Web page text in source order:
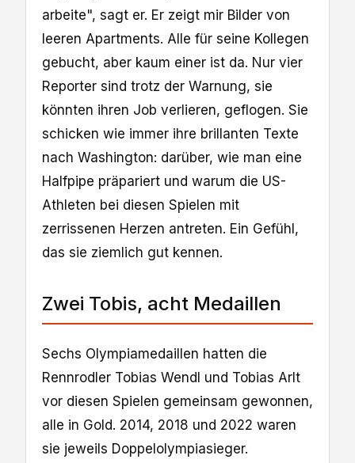
arbeite", sagt er. Er zeigt mir Bilder von
leeren Apartments. Alle für seine Kollegen
gebucht, aber kaum einer ist da. Nur vier
Reporter sind trotz der Warnung, sie
könnten ihren Job verlieren, geflogen. Sie
schicken wie immer ihre brillanten Texte
nach Washington: darüber, wie man eine
Halfpipe präpariert und warum die US-
Athleten bei diesen Spielen mit
zerrissenen Herzen antreten. Ein Gefühl,
das sie ziemlich gut kennen.
Zwei Tobis, acht Medaillen
Sechs Olympiamedaillen hatten die
Rennrodler Tobias Wendl und Tobias Arlt
vor diesen Spielen gemeinsam gewonnen,
alle in Gold. 2014, 2018 und 2022 waren
sie jeweils Doppelolympiasieger.